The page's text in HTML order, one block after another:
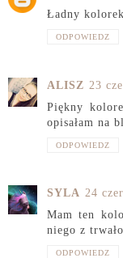
Ładny
ODPOWIEDZ
ALISZ 23
Piękny
opisałam na
ODPOWIEDZ
SYLA 24
Mam ten
niego z
ODPOWIEDZ